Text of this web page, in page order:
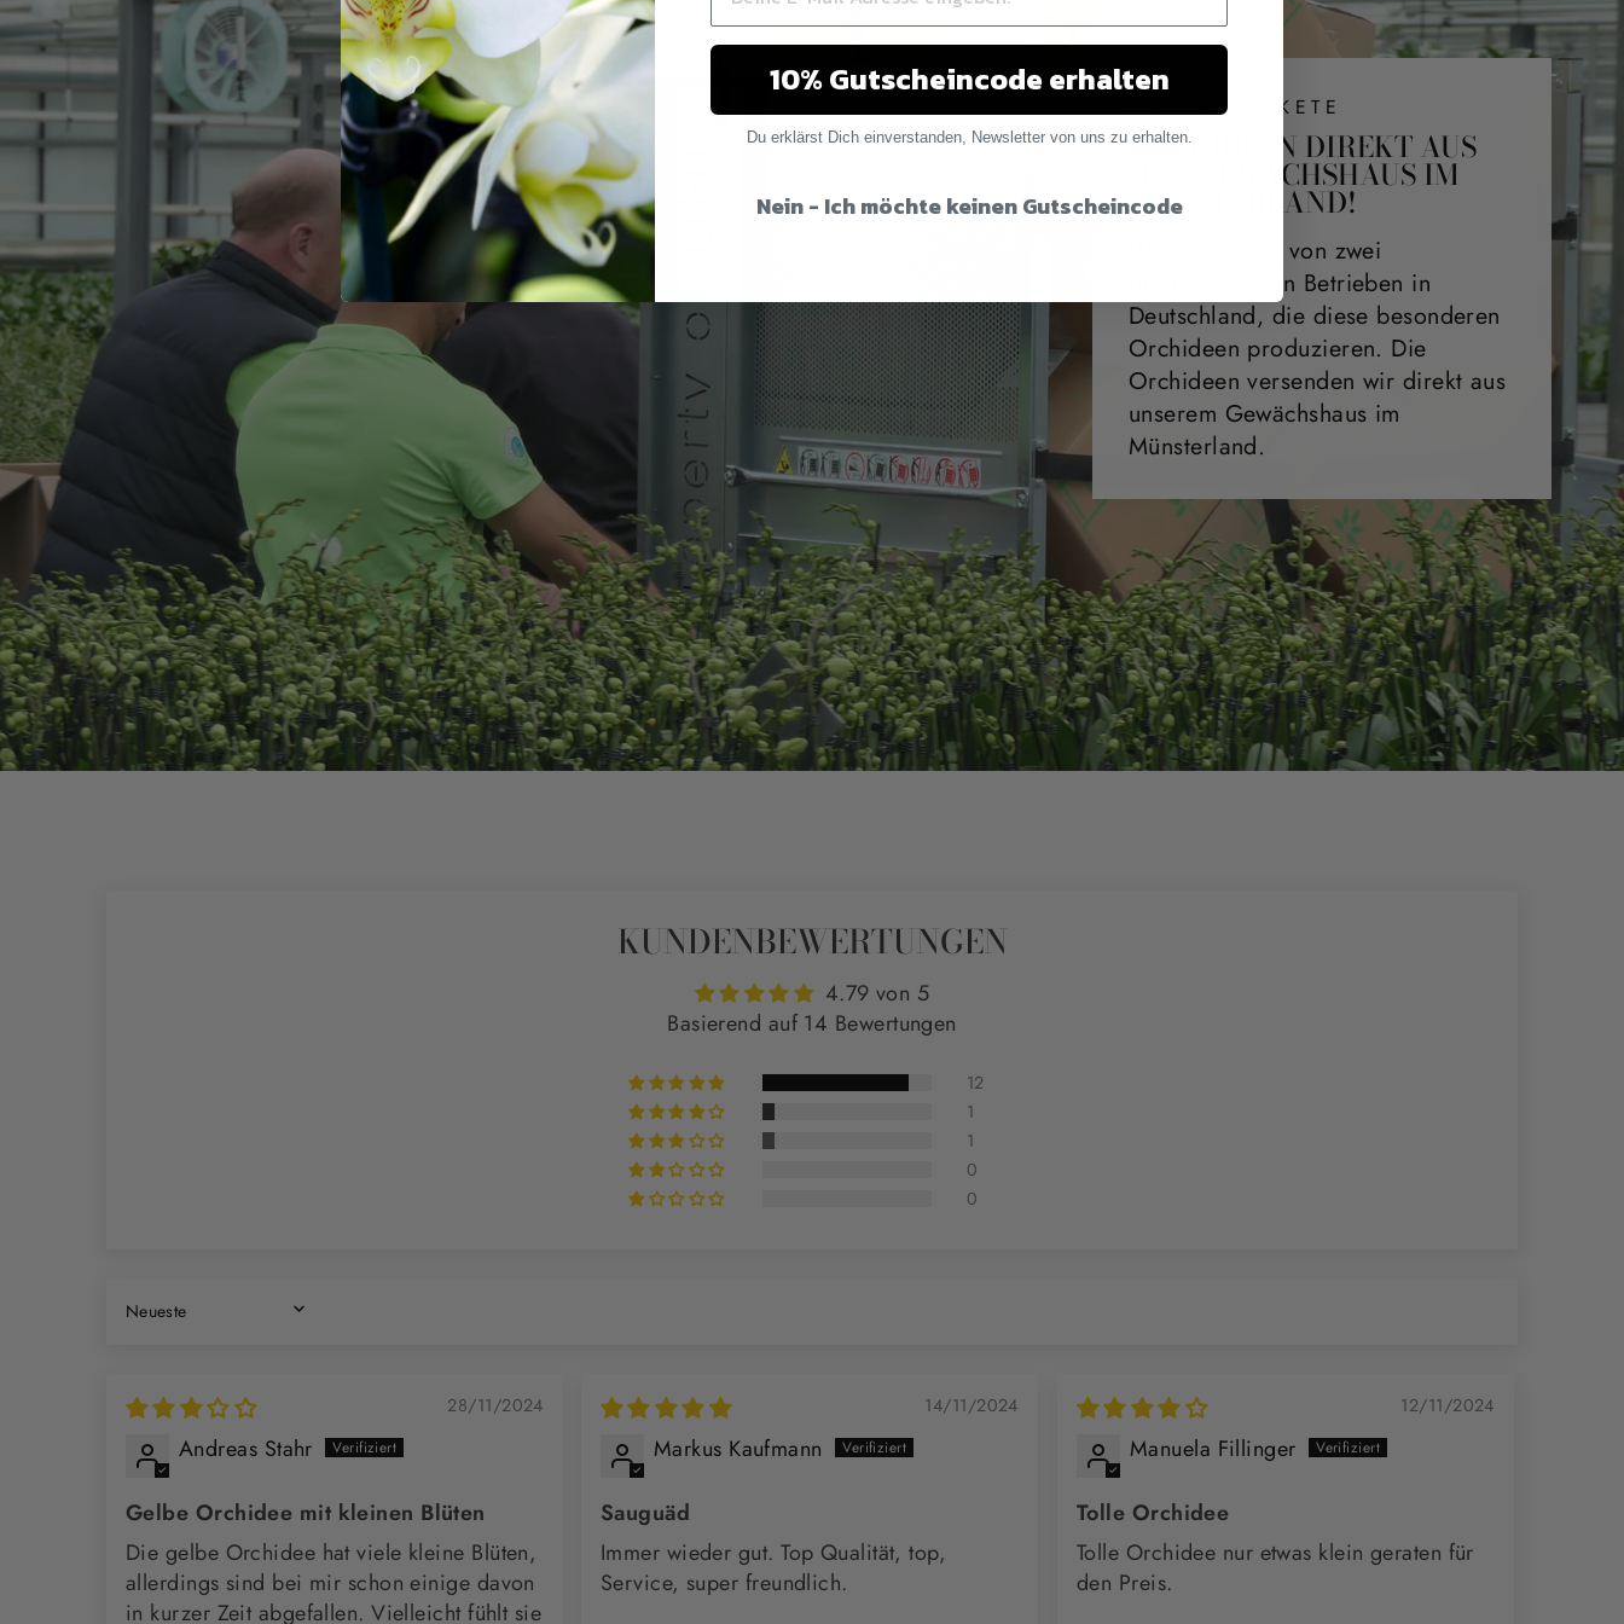
BLUMEN-PAKETE
ORCHIDEEN DIREKT AUS
DEM GEWÄCHSHAUS IM
MÜNSTERLAND!
Wir sind einer von zwei
produzierenden Betrieben in
Deutschland, die diese besonderen
Orchideen produzieren. Die
Orchideen versenden wir direkt aus
unserem Gewächshaus im
Münsterland.
KUNDENBEWERTUNGEN
4.79 von 5
Basierend auf 14 Bewertungen
12
1
1
0
0
SORT BY
28/11/2024
Andreas Stahr
Gelbe Orchidee mit kleinen Blüten
Die gelbe Orchidee hat viele kleine Blüten,
allerdings sind bei mir schon einige davon
in kurzer Zeit abgefallen. Vielleicht fühlt sie
14/11/2024
Markus Kaufmann
Sauguäd
Immer wieder gut. Top Qualität, top,
Service, super freundlich.
12/11/2024
Manuela Fillinger
Tolle Orchidee
Tolle Orchidee nur etwas klein geraten für
den Preis.
10% Gutscheincode erhalten
Du erklärst Dich einverstanden, Newsletter von uns zu erhalten.
Nein - Ich möchte keinen Gutscheincode